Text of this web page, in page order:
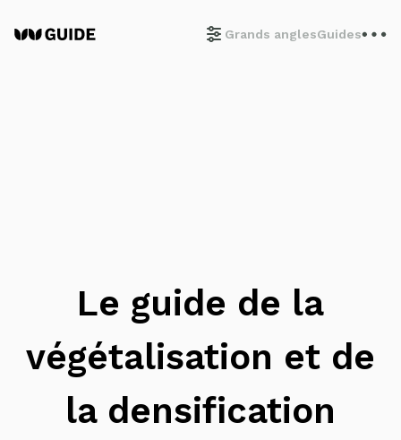
Grands anglesGuides
Le guide de la
végétalisation et de
la densification